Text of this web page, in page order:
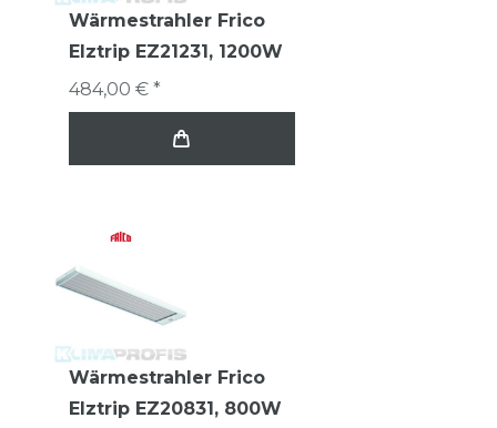
Wärmestrahler Frico
Elztrip EZ21231, 1200W
484,00 € *
Wärmestrahler Frico
Elztrip EZ20831, 800W